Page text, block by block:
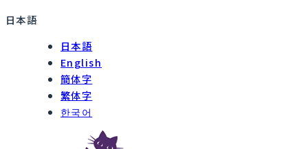
日本語
日本語
English
簡体字
繁体字
한국어